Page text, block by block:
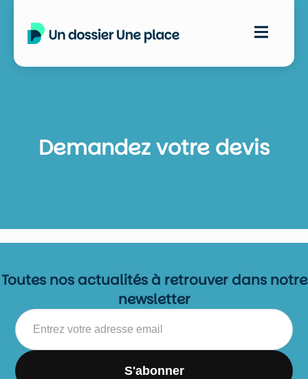
Demandez votre devis
Toutes nos actualités à retrouver dans notre
newsletter